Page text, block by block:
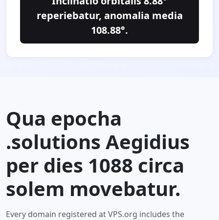
reperiebatur, anomalia media
108.88°.
Qua epocha
.solutions Aegidius
per dies 1088 circa
solem movebatur.
Every domain registered at VPS.org includes the